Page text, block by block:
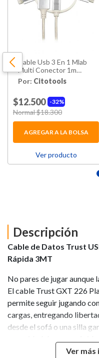
Cable Usb 3 En 1 Mlab
Multi Conector 1m
Blanco
Por: Citotools
32%
$12.500
Price reduced from
Normal $18.300
AGREGAR A LA BOLSA
Ver producto
Descripción
Cable de Datos Trust
Rápida 3MT
No pares de jugar aunque
El cable Trust GXT 226
permite seguir jugando
cargas, entregando
desde el sofá o una silla
estable y confiable en
Ver